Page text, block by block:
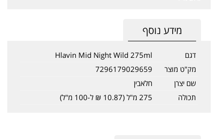
מידע נוסף
דגם
Hlavin Mid Night Wild 275ml
מק"ט מוצר
7296179029659
שם יצרן
חלאבין
תכולה
275 מ"ל (10.87 ₪ ל-100 מ"ל)